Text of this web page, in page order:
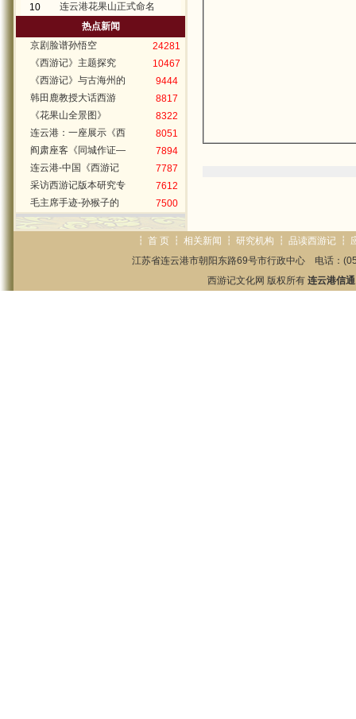
10
连云港花果山正式命名
热点新闻
京剧脸谱孙悟空
24281
《西游记》主题探究
10467
《西游记》与古海州的
9444
韩田鹿教授大话西游
8817
《花果山全景图》
8322
连云港：一座展示《西
8051
阎肃座客《同城作证—
7894
连云港-中国《西游记
7787
采访西游记版本研究专
7612
毛主席手迹-孙猴子的
7500
┇ 首 页 ┇ 相关新闻 ┇ 研究机构 ┇ 品读西游记 ┇
江苏省连云港市朝阳东路69号市行政中心 电话：
西游记文化网 版权所有 连云港信